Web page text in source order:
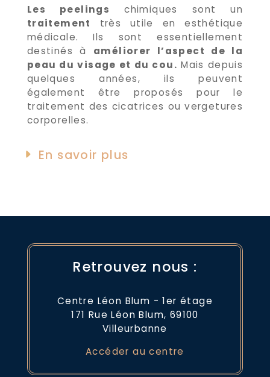
Les peelings
chimiques sont un
traitement
très utile en esthétique
médicale. Ils sont essentiellement
destinés à améliorer l’aspect de la
peau du visage et du cou. Mais depuis
quelques années, ils peuvent
également être proposés pour le
traitement des cicatrices ou vergetures
corporelles.
En savoir plus
Retrouvez nous :
Centre Léon Blum - 1er étage
171 Rue Léon Blum, 69100
Villeurbanne
Accéder au centre